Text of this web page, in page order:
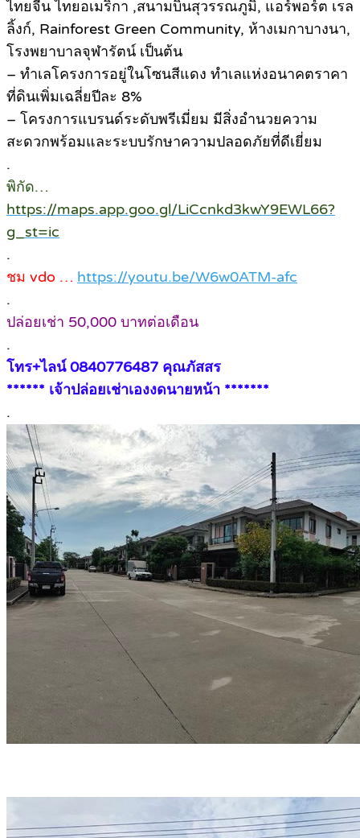
ไทยจีน ไทยอเมริกา ,สนามบินสุวรรณภูมิ, แอร์พอร์ต เรล
ลิ้งก์, Rainforest Green Community, ห้างเมกาบางนา,
โรงพยาบาลจุฬารัตน์ เป็นต้น
– ทำเลโครงการอยู่ในโซนสีแดง ทำเลแห่งอนาคตราคา
ที่ดินเพิ่มเฉลี่ยปีละ 8%
– โครงการแบรนด์ระดับพรีเมี่ยม มีสิ่งอำนวยความ
สะดวกพร้อมและระบบรักษาความปลอดภัยที่ดีเยี่ยม
.
พิกัด…
https://maps.app.goo.gl/LiCcnkd3kwY9EWL66?
g_st=ic
.
ชม vdo … https://youtu.be/W6w0ATM-afc
.
ปล่อยเช่า 50,000 บาทต่อเดือน
.
โทร+ไลน์ 0840776487 คุณภัสสร
****** เจ้าปล่อยเช่าเองงดนายหน้า *******
.